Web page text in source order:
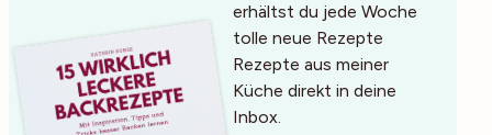
erhältst du jede Woche
tolle neue Rezepte
Rezepte aus meiner
Küche direkt in deine
Inbox.